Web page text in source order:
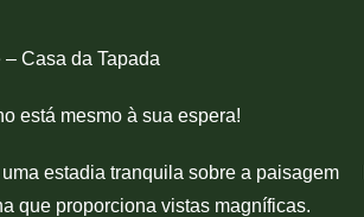
Casa da Tapada
está mesmo à sua espera!
estadia tranquila sobre a paisagem
que proporciona vistas magníficas.